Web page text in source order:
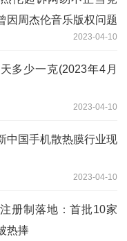
因周杰伦音乐版权问题
2023-04-10
多少一克(2023年4月
2023-04-10
中国手机散热膜行业现
2023-04-10
册制落地：首批10家
热捧